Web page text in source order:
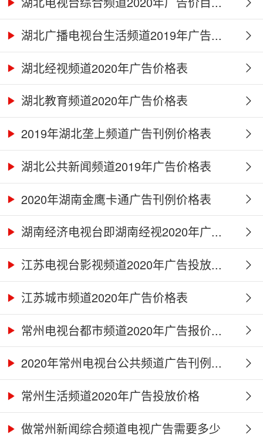
湖北广播电视台生活频道2019年广告...
湖北经视频道2020年广告价格表
湖北教育频道2020年广告价格表
2019年湖北垄上频道广告刊例价格表
湖北公共新闻频道2019年广告价格表
2020年湖南金鹰卡通广告刊例价格表
湖南经济电视台即湖南经视2020年广...
江苏电视台影视频道2020年广告投放...
江苏城市频道2020年广告价格表
常州电视台都市频道2020年广告报价...
2020年常州电视台公共频道广告刊例...
常州生活频道2020年广告投放价格
做常州新闻综合频道电视广告需要多少